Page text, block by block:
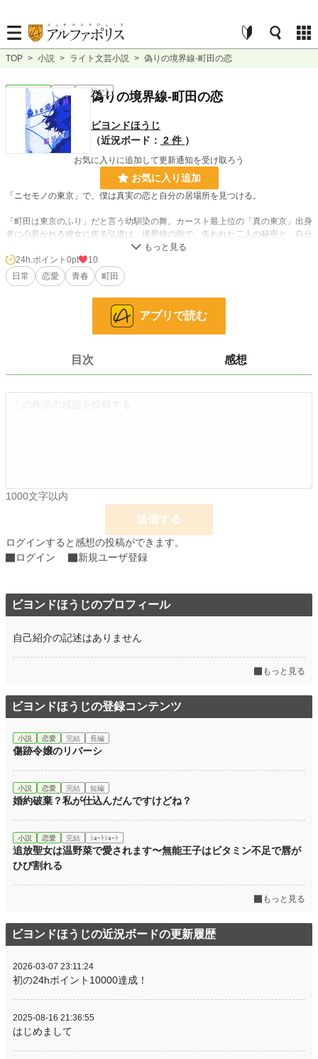
TOP > 小説 > ライト文芸小説 > 偽りの境界線-町田の恋
ライト文芸 ｼｮｰﾄｼｮｰﾄ
偽りの境界線-町田の恋
ビヨンドほうじ
（近況ボード： 2 件 ）
お気に入りに追加して更新通知を受け取ろう
お気に入り追加
「ニセモノの東京」で、僕は真実の恋と自分の居場所を見つける。
「町田は東京のふり」だと言う幼馴染の舞。カースト最上位の「真の東京」出身
者に心惹かれる彼女に焦る弘道は、境界線の街で、失われた二人の秘密と、自分
たちの真実の居場所を探し出す。
小説 228,725 位 / 228,725 件
9,590 位 / 9,590 件
0 pt
文字数 3,462
月間ポイント 28 pt (93,489 位)
1,270 pt (78,426 位)
累計ポイント 1,270 pt (186,380 位)
24h.ポイント 0pt
10
日常
恋愛 青春 町田
アプリで読む
目次 感想
1000文字以内
送信する
ログインすると感想の投稿ができます。
ログイン
新規ユーザ登録
ビヨンドほうじのプロフィール
自己紹介の記述はありません
もっと見る
ビヨンドほうじの登録コンテンツ
小説 恋愛 完結 長編
傷跡令嬢のリバーシ
小説 恋愛 完結 短編
婚約破棄？私が仕込んだんですけどね？
小説 恋愛 完結 ｼｮｰﾄｼｮｰﾄ
追放聖女は温野菜で愛されます〜無能王子はビタミン不足で唇が
ひび割れる
もっと見る
ビヨンドほうじの近況ボードの更新履歴
2026-03-07 23:11:24
初の24hポイント10000達成！
2025-08-16 21:36:55
はじめまして